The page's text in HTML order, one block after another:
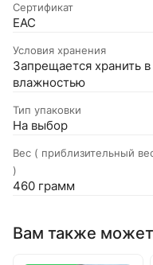
Сертификат
EAC
Условия хранения
Запрещается хранить
влажностью
Тип упаковки
На выбор
Вес ( приблизительный
)
460 грамм
Вам также может